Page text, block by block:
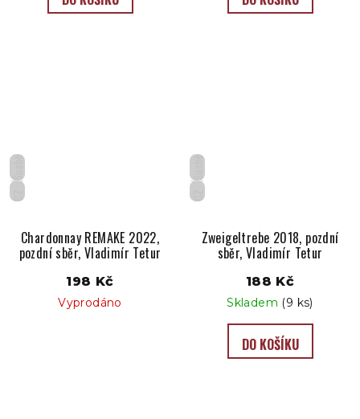
Suché
CZ
Chardonnay REMAKE 2022,
pozdní sběr, Vladimír Tetur
198 Kč
Vyprodáno
Suché
CZ
Zweigeltrebe 2018, pozdní
sběr, Vladimír Tetur
188 Kč
Skladem (9 ks)
DO KOŠÍKU